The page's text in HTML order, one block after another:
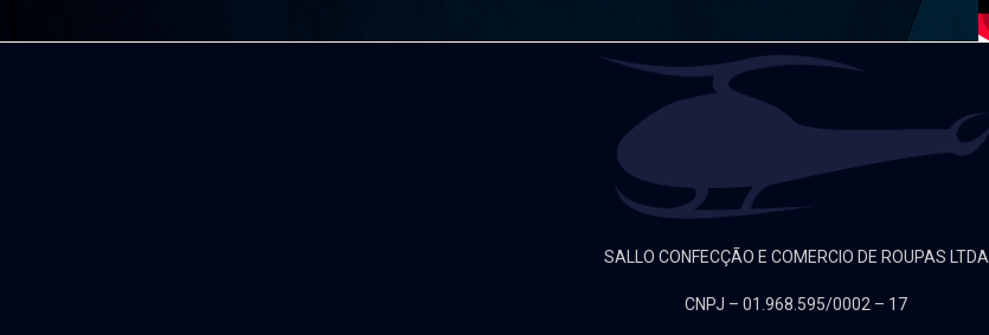
SALLO CONFECÇÃO E COMERCIO DE ROUPAS LTDA
CNPJ – 01.968.595/0002 – 17